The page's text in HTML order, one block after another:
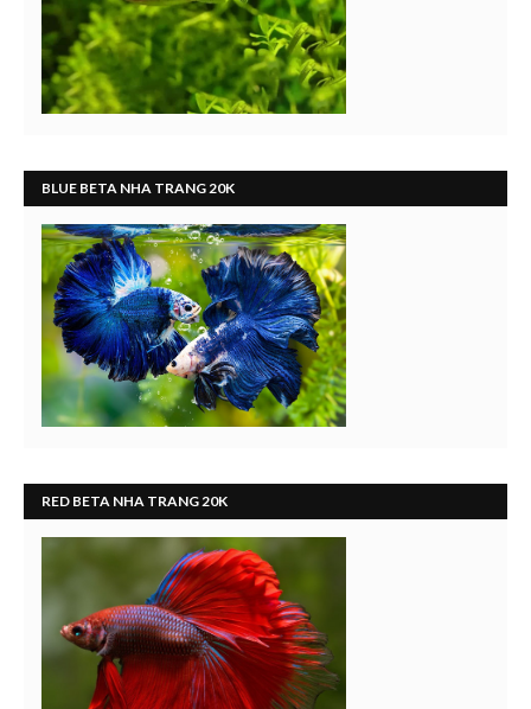
BLUE BETA NHA TRANG 20K
RED BETA NHA TRANG 20K